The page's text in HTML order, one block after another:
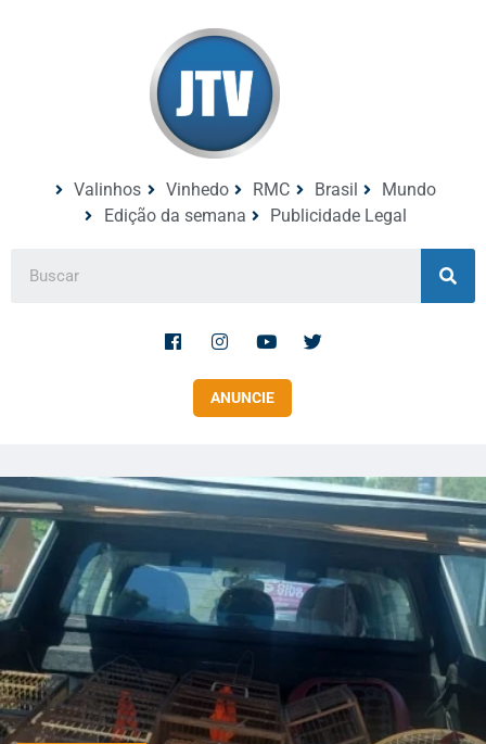
Valinhos Vinhedo RMC Brasil
Mundo
Edição da semana
Publicidade Legal
ANUNCIE